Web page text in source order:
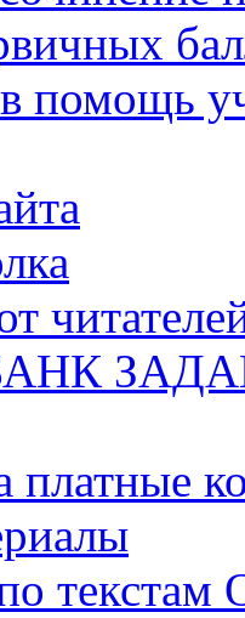
помощь
платные
текстам